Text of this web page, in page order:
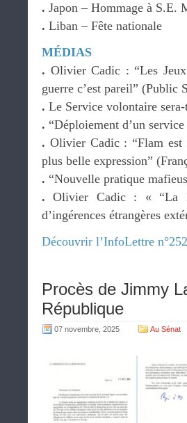
. Japon – Hommage à S.E.
. Liban – Fête nationale
MÉDIAS
. Olivier Cadic : “Les
guerre c’est pareil” (Public
. Le Service volontaire
. “Déploiement d’un
. Olivier Cadic : “Flam est
plus belle expression”
. “Nouvelle pratique
. Olivier Cadic : « “La
d’ingérences étrangères
Découvrir l’InfoLettre n°252
Procès de Jimmy
République
07 novembre, 2025 Au Sénat